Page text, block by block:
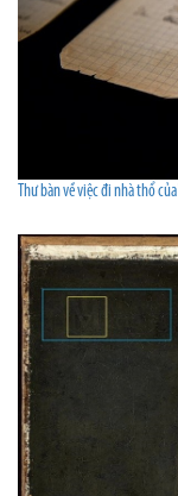
Thư bàn về việc đi nhà thổ